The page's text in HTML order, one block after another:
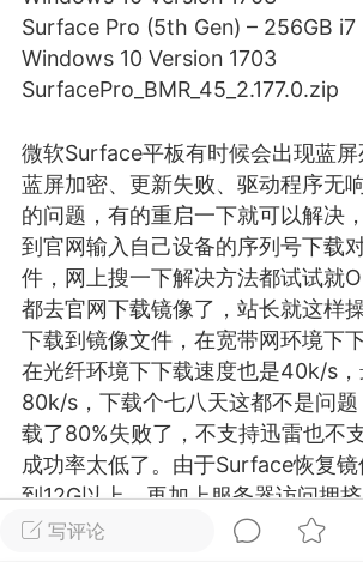
游戏 兴趣
问答 闲谈 官
任务 排行 历
网络
VIP 7
29 21:24
电脑端 Surface Laptop Go 2
Laptop Go 2镜像
网盘下载
Laptop Go 2 i5/8/128 –
写评论
Surface Pro (5th Gen) – 256GB i7
Windows 10 Version 1703
SurfacePro_BMR_45_2.177.0.zip
微软Surface平板有时候会出现蓝屏
蓝屏加密、更新失败、驱动程序无
的问题，有的重启一下就可以解决
到官网输入自己设备的序列号下载
件，网上搜一下解决方法都试试就
都去官网下载镜像了，站长就这样
下载到镜像文件，在宽带网环境下
在光纤环境下下载速度也是40k/s
80k/s，下载个七八天这都不是问
载了80%失败了，不支持迅雷也不
成功率太低了。由于Surface恢复
到12G以上，再加上服务器访问拥
载频出问题。